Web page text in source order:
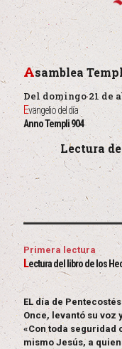
Asamblea
Del domingo 21 de
Evangelio del día
Anno Templi 904
Lectura
Primera lectura
Lectura del libro de los
EL día de
Once, levantó su voz
«Con toda seguridad
mismo Jesús, a